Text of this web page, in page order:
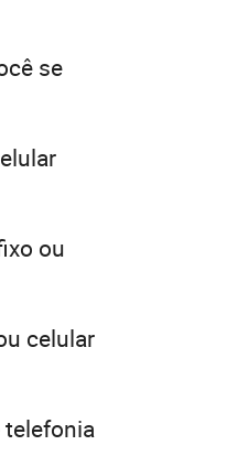
se
ou
celular
telefonia